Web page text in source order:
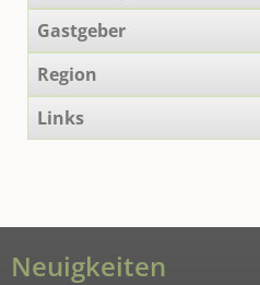
Gastgeber
Region
Links
Neuigkeiten